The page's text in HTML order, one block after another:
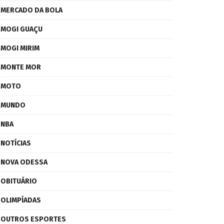
MERCADO DA BOLA
MOGI GUAÇU
MOGI MIRIM
MONTE MOR
MOTO
MUNDO
NBA
NOTÍCIAS
NOVA ODESSA
OBITUÁRIO
OLIMPÍADAS
OUTROS ESPORTES